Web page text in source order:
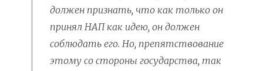
должен признать, что как только он
принял НАП как идею, он должен
соблюдать его. Но, препятствование
этому со стороны государства, так